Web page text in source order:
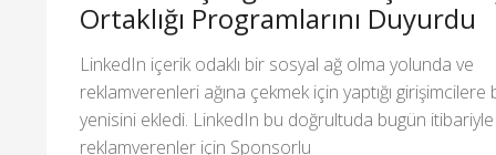
Ortaklığı Programlarını Duyurdu
LinkedIn içerik odaklı bir sosyal ağ olma yolunda ve
reklamverenleri ağına çekmek için yaptığı girişimcilere
yenisini ekledi. LinkedIn bu doğrultuda bugün itibariyle
reklamverenler için Sponsorlu